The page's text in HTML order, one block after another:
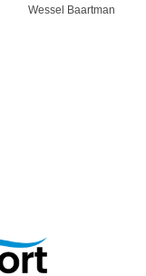
Wessel Baartman